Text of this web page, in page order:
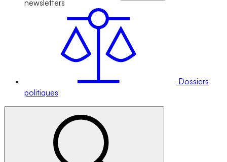
newsletters
Dossiers
politiques